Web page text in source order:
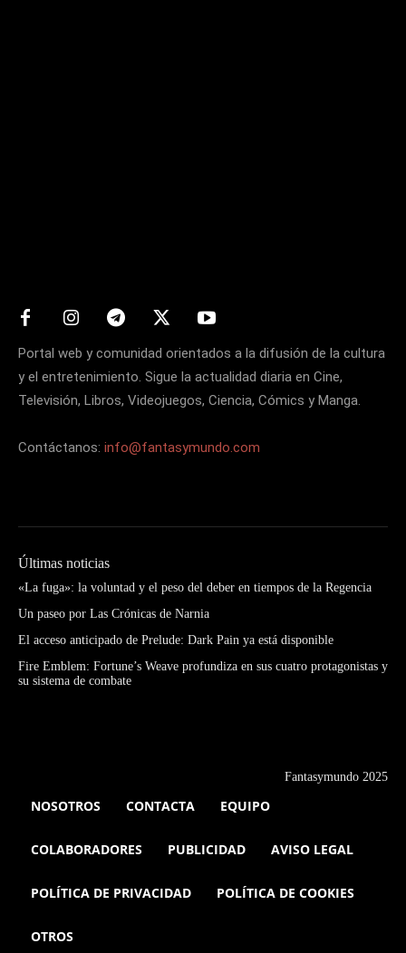
Portal web y comunidad orientados a la difusión de la cultura
y el entretenimiento. Sigue la actualidad diaria en Cine,
Televisión, Libros, Videojuegos, Ciencia, Cómics y Manga.
Contáctanos: info@fantasymundo.com
Últimas noticias
«La fuga»: la voluntad y el peso del deber en tiempos de la Regencia
Un paseo por Las Crónicas de Narnia
El acceso anticipado de Prelude: Dark Pain ya está disponible
Fire Emblem: Fortune’s Weave profundiza en sus cuatro protagonistas y
su sistema de combate
Fantasymundo 2025
NOSOTROS CONTACTA EQUIPO
COLABORADORES PUBLICIDAD AVISO LEGAL
POLÍTICA DE PRIVACIDAD POLÍTICA DE COOKIES
OTROS